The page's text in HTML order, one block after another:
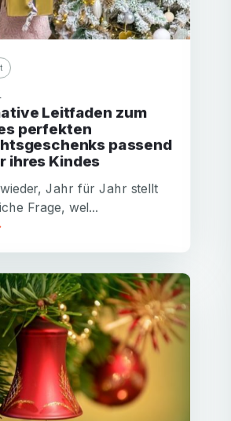
perfekten
passend
ihres Kindes
Jahr für Jahr stellt
Frage, wel...